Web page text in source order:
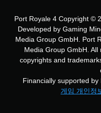
Port Royale 4 Copyright ©
Developed by Gaming
Media Group GmbH. Port
Media Group GmbH. All
copyrights and
Financially supported by
게임 개인정